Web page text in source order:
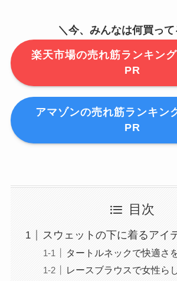
＼今、みんなは何買って
楽天市場の売れ筋ランキン
PR
アマゾンの売れ筋ランキン
PR
目次
スウェットの下に着るアイ
タートルネックで快適さ
レースブラウスで女性ら